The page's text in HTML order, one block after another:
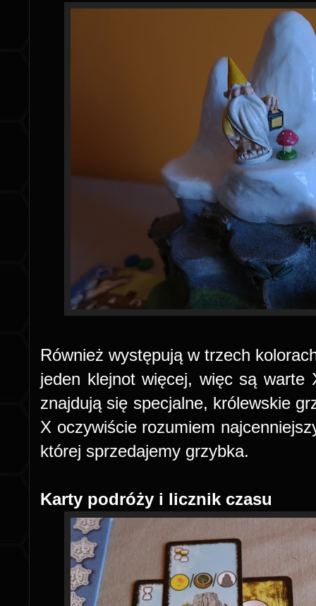
Również występują w trzech
jeden klejnot więcej, więc są warte
znajdują się specjalne, królewskie
X oczywiście rozumiem
której sprzedajemy grzybka.
Karty podróży i licznik czasu